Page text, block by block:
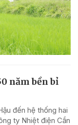
năm bền bỉ
đến hệ thống hai
ty Nhiệt điện Cần